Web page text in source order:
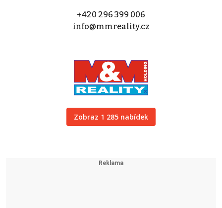
+420 296 399 006
info@mmreality.cz
Zobraz 1 285 nabídek